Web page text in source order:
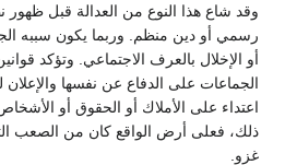
وقد شاع هذا النوع من العدالة قبل
رسمي أو دين منظم. وربما يكون سببه
أو الإخلال بالعرف الاجتماعي. وتؤكد
الجماعات على الدفاع عن نفسها والإعلان
اعتداء على الأملاك أو الحقوق أو
ذلك، فعلى أرض الواقع كان من الصعب
غزو.